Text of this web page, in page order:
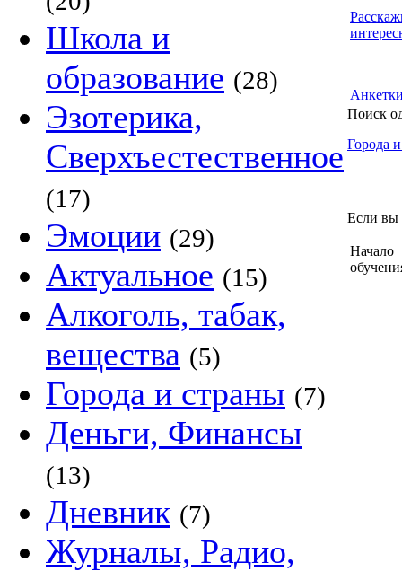
Школа и
образование (28)
Эзотерика,
Сверхъестественное
(17)
Эмоции (29)
Актуальное (15)
Алкоголь, табак,
вещества (5)
Города и страны (7)
Деньги, Финансы
(13)
Дневник (7)
Журналы, Радио,
Поиск
Города
Если вы
Начало